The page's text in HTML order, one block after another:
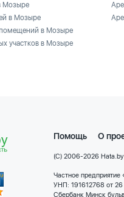
Мозыре
в Мозыре
в Мозыре
участков в Мозыре
Помощь О
(C) 2006-2026 Hata.by
Частное
УНП: 191612768 от
Сбербанк Минск